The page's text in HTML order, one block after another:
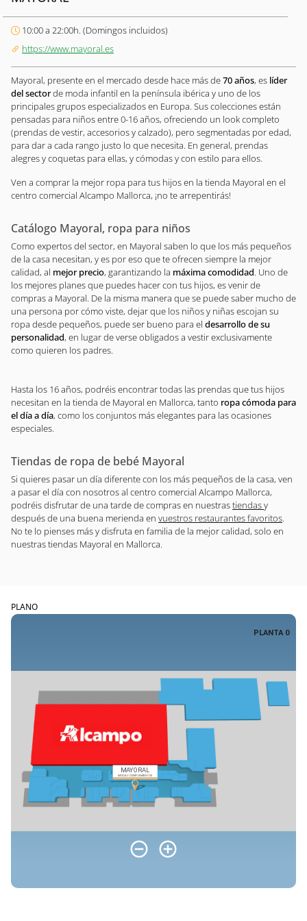
10:00 a 22:00h. (Domingos incluidos)
https://www.mayoral.es
Mayoral, presente en el mercado desde hace más de70 años, es líder
del sectorde moda infantil en la península ibérica y uno de los
principales grupos especializados en Europa. Sus colecciones están
pensadas para niños entre 0-16 años, ofreciendo un look completo
(prendas de vestir, accesorios y calzado), pero segmentadas por edad,
para dar a cada rango justo lo que necesita. En general, prendas
alegres y coquetas para ellas, y cómodas y con estilo para ellos.
Ven a comprar la mejor ropa para tus hijos en la tienda Mayoral en el
centro comercial Alcampo Mallorca, ¡no te arrepentirás!
Catálogo Mayoral, ropa para niños
Como expertos del sector, en Mayoral saben lo que los más pequeños
de la casa necesitan, y es por eso que te ofrecen siempre la mejor
calidad, al mejor precio, garantizando la máxima comodidad. Uno de
los mejores planes que puedes hacer con tus hijos, es venir de
compras a Mayoral. De la misma manera que se puede saber mucho de
una persona por cómo viste, dejar que los niños y niñas escojan su
ropa desde pequeños, puede ser bueno para el desarrollo de su
personalidad, en lugar de verse obligados a vestir exclusivamente
como quieren los padres.
Hasta los 16 años, podréis encontrar todas las prendas que tus hijos
necesitan en la tienda de Mayoral en Mallorca, tanto ropa cómoda para
el día a día, como los conjuntos más elegantes para las ocasiones
especiales.
Tiendas de ropa de bebé Mayoral
Si quieres pasar un día diferente con los más pequeños de la casa, ven
a pasar el día con nosotros al centro comercial Alcampo Mallorca,
podréis disfrutar de una tarde de compras en nuestrastiendasy
después de una buena merienda en vuestros restaurantes favoritos.
No te lo pienses más y disfruta en familia de la mejor calidad, solo en
nuestras tiendas Mayoral en Mallorca.
PLANO